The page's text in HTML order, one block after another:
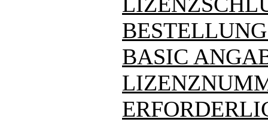
BASIC